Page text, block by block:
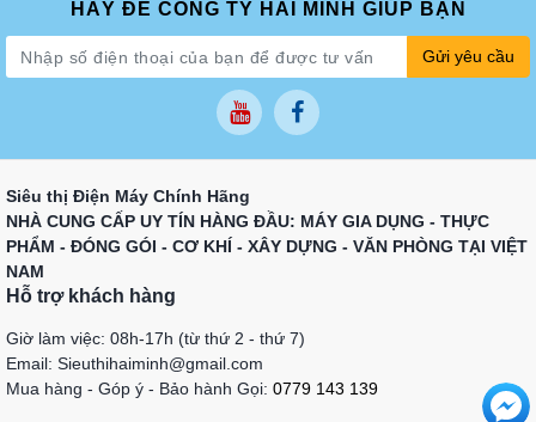
HÃY ĐỂ CÔNG TY HẢI MINH GIÚP BẠN
Gửi yêu cầu
Siêu thị Điện Máy Chính Hãng
NHÀ CUNG CẤP UY TÍN HÀNG ĐẦU: MÁY GIA DỤNG - THỰC
PHẨM - ĐÓNG GÓI - CƠ KHÍ - XÂY DỰNG - VĂN PHÒNG TẠI VIỆT
NAM
Hỗ trợ khách hàng
Giờ làm việc: 08h-17h (từ thứ 2 - thứ 7)
Email: Sieuthihaiminh@gmail.com
Mua hàng - Góp ý - Bảo hành Gọi: 0779 143 139